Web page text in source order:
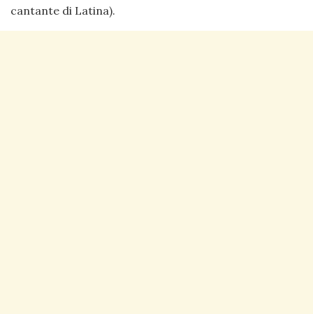
cantante di Latina).